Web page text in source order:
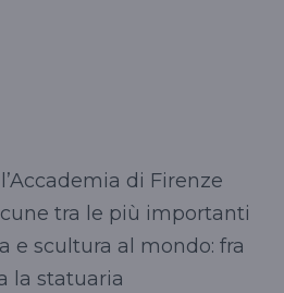
di Firenze
tra le più importanti
e scultura al mondo: fra
la statuaria